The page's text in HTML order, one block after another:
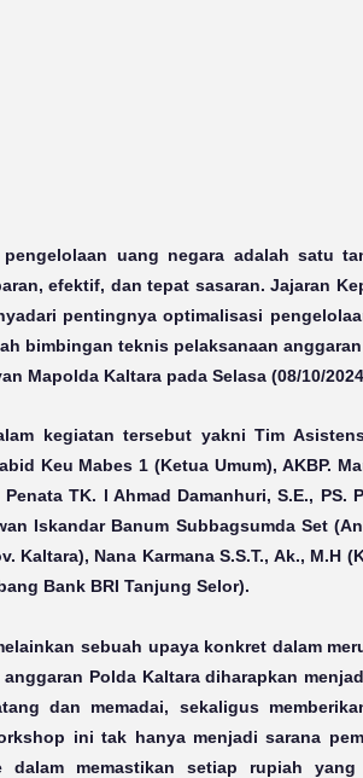
pengelolaan uang negara adalah satu
efektif, dan tepat sasaran. Jajaran
pentingnya optimalisasi
bimbingan teknis pelaksanaan
Mapolda Kaltara pada Selasa (08/10/
kegiatan tersebut yakni Tim
Keu Mabes 1 (Ketua Umum), AKBP.
TK. l Ahmad Damanhuri, S.E., PS.
Iskandar Banum Subbagsumda Set
Kaltara), Nana Karmana S.S.T., Ak., M.H
Bank BRI Tanjung Selor).
sebuah upaya konkret dalam
Polda Kaltara diharapkan
dan memadai, sekaligus
ini tak hanya menjadi sarana
memastikan setiap rupiah yang